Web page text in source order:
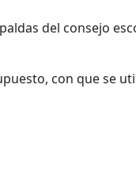
del consejo
con que se